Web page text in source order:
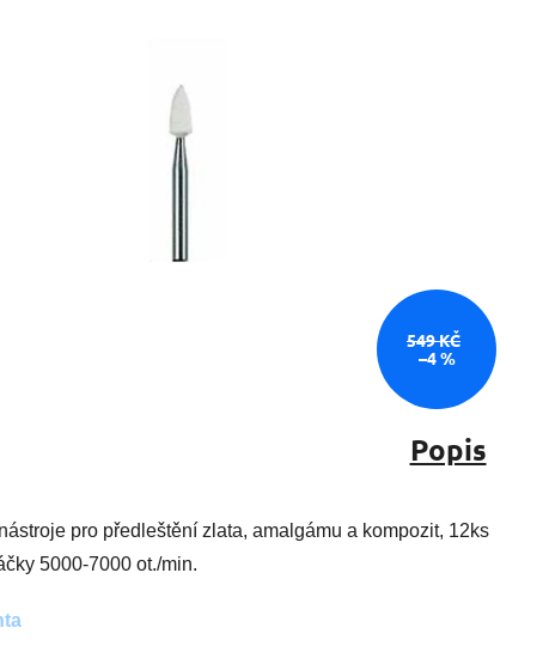
549 KČ
–4 %
Popis
pro předleštění zlata, amalgámu a kompozit, 12ks
5000-7000 ot./min.